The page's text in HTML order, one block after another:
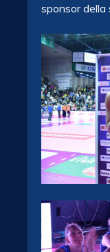
sponsor della